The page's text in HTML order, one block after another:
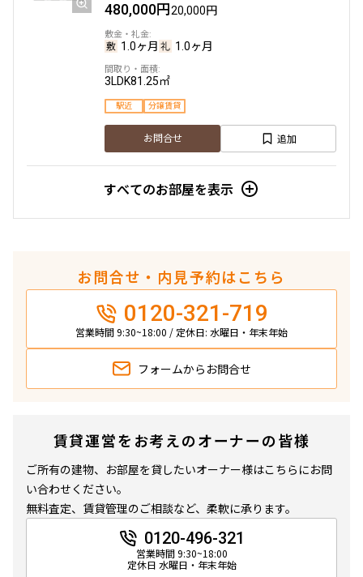
楽器可・相談
より詳細な絞り込み
建物施設やお部屋の設備、方位、階数などの絞り込みが
検索対象お部屋数
1件
480,000円20,000円
1.0ヶ月 1.0ヶ月
3LDK81.25㎡
駅近 分譲賃貸
お問合せ 追加
すべてのお部屋を表示
お問合せ・内見予約はこちら
0120-321-719
営業時間 9:30~18:00 / 定休日: 水曜日・年末年始
フォームから お問合せ
賃貸運営をお考えのオーナーの皆様
ご所有の建物、お部屋を貸したいオーナー様はこちらにお問
い合わせください。
無料査定、賃貸管理のご相談など、柔軟に承ります。
0120-496-321
営業時間 9:30~18:00
定休日 水曜日・年末年始